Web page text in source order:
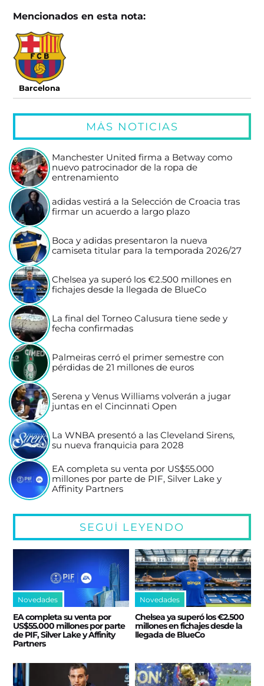
Mencionados en esta nota:
Barcelona
MÁS NOTICIAS
Manchester United firma a Betway como
nuevo patrocinador de la ropa de
entrenamiento
adidas vestirá a la Selección de Croacia tras
firmar un acuerdo a largo plazo
Boca y adidas presentaron la nueva
camiseta titular para la temporada 2026/27
Chelsea ya superó los €2.500 millones en
fichajes desde la llegada de BlueCo
La final del Torneo Calusura tiene sede y
fecha confirmadas
Palmeiras cerró el primer semestre con
pérdidas de 21 millones de euros
Serena y Venus Williams volverán a jugar
juntas en el Cincinnati Open
La WNBA presentó a las Cleveland Sirens,
su nueva franquicia para 2028
EA completa su venta por US$55.000
millones por parte de PIF, Silver Lake y
Affinity Partners
SEGUÍ LEYENDO
Novedades
EA completa su venta por
US$55.000 millones por parte
de PIF, Silver Lake y Affinity
Partners
Novedades
Chelsea ya superó los €2.500
millones en fichajes desde la
llegada de BlueCo